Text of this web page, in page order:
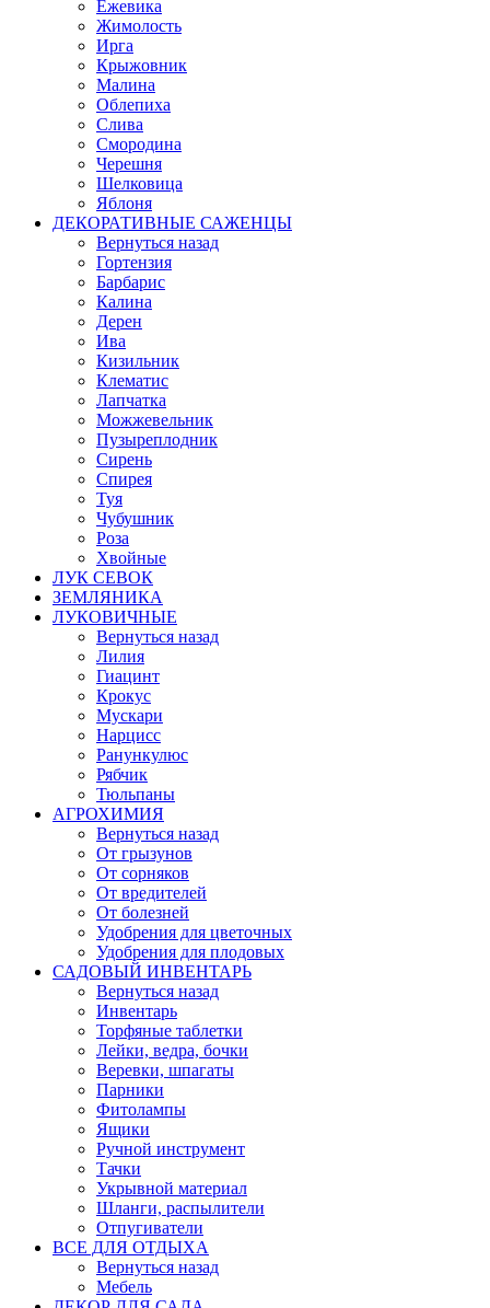
Ежевика
Жимолость
Ирга
Крыжовник
Малина
Облепиха
Слива
Смородина
Черешня
Шелковица
Яблоня
ДЕКОРАТИВНЫЕ САЖЕНЦЫ
Вернуться назад
Гортензия
Барбарис
Калина
Дерен
Ива
Кизильник
Клематис
Лапчатка
Можжевельник
Пузыреплодник
Сирень
Спирея
Туя
Чубушник
Роза
Хвойные
ЛУК СЕВОК
ЗЕМЛЯНИКА
ЛУКОВИЧНЫЕ
Вернуться назад
Лилия
Гиацинт
Крокус
Мускари
Нарцисс
Ранункулюс
Рябчик
Тюльпаны
АГРОХИМИЯ
Вернуться назад
От грызунов
От сорняков
От вредителей
От болезней
Удобрения для цветочных
Удобрения для плодовых
САДОВЫЙ ИНВЕНТАРЬ
Вернуться назад
Инвентарь
Торфяные таблетки
Лейки, ведра, бочки
Веревки, шпагаты
Парники
Фитолампы
Ящики
Ручной инструмент
Тачки
Укрывной материал
Шланги, распылители
Отпугиватели
ВСЕ ДЛЯ ОТДЫХА
Вернуться назад
Мебель